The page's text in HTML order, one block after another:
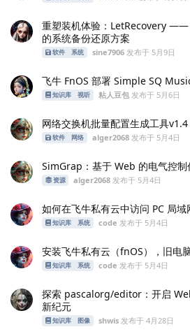
重塑装机体验：LetRecovery ——
的系统备份还原方案
软件 系统 sine7906发布于 5月9日
飞牛 FnOS 部署 Simple SQ
知识库 视听 粘人豆包发布于 5月6日
网络交换机批量配置生成工具v1.4
软件 网络 alger2068发布于 5月4日
SimGrap：基于 Web 的电气控制
资源 alger2068 发布于 5月4日
如何在飞牛私有云中访问 PC 局
知识库 系统 code 发布于 5月4日
安装飞牛私有云（fnOS），旧电
知识库 系统 code 发布于 5月4日
探索 pascalorg/editor：开启
新纪元
知识库 图像 shwis发布于 4月28日